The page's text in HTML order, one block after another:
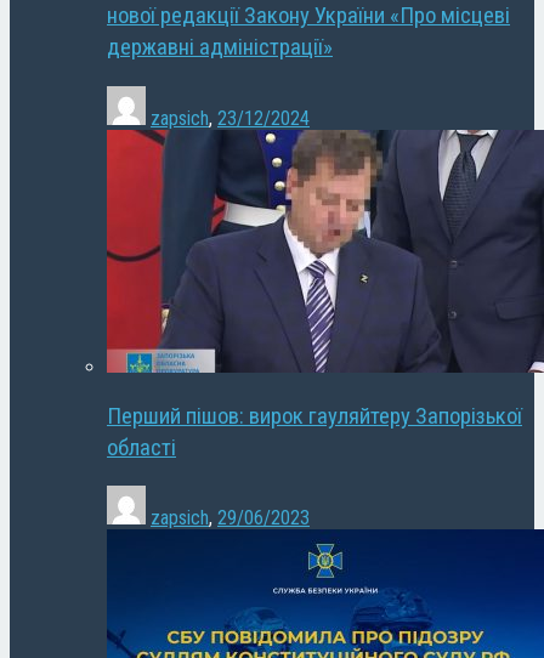
нової редакції Закону України «Про місцеві
державні адміністрації»
zapsich, 23/12/2024
Перший пішов: вирок гауляйтеру Запорізької
області
zapsich, 29/06/2023